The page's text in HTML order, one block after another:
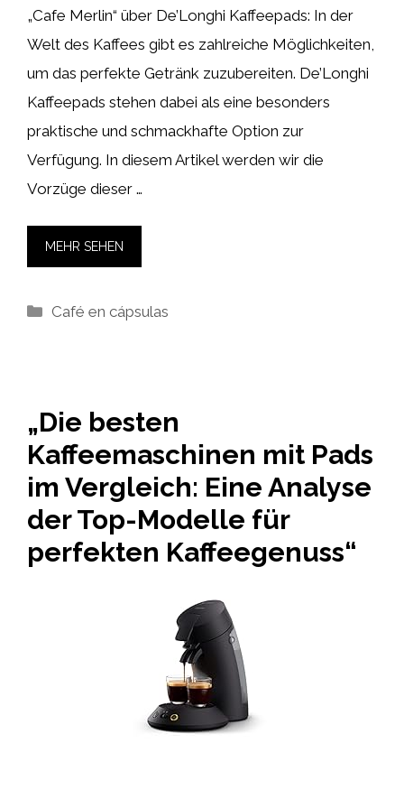
„Cafe Merlin“ über De’Longhi Kaffeepads: In der
Welt des Kaffees gibt es zahlreiche Möglichkeiten,
um das perfekte Getränk zuzubereiten. De’Longhi
Kaffeepads stehen dabei als eine besonders
praktische und schmackhafte Option zur
Verfügung. In diesem Artikel werden wir die
Vorzüge dieser …
MEHR SEHEN
Kategorien
Café en cápsulas
„Die besten
Kaffeemaschinen mit Pads
im Vergleich: Eine Analyse
der Top-Modelle für
perfekten Kaffeegenuss“